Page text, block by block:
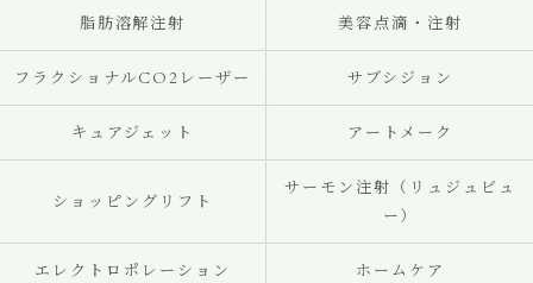
脂肪溶解注射 美容点滴・注射
フラクショナルCO2レーザー サブシジョン
キュアジェット アートメーク
ショッピングリフト
サーモン注射（リュジュビュ
ー）
エレクトロポレーション ホームケア